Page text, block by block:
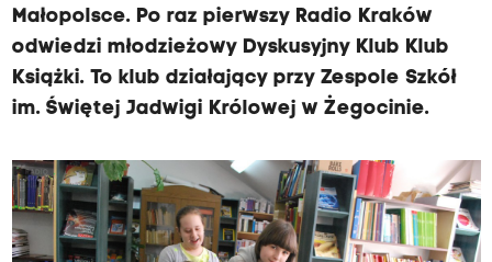
Małopolsce. Po raz pierwszy Radio Kraków
odwiedzi młodzieżowy Dyskusyjny Klub Klub
Książki. To klub działający przy Zespole Szkół
im. Świętej Jadwigi Królowej w Żegocinie.